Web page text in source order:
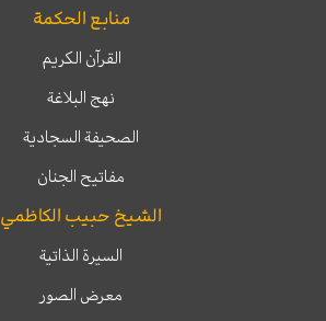
منابع الحكمة
القرآن الكريم
نهج البلاغة
الصحيفة السجادية
مفاتيح الجنان
الشيخ حبيب الكاظمي
السيرة الذاتية
معرض الصور